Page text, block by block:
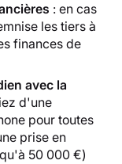
: en cas
les tiers à
finances de
avec la
d'une
pour toutes
prise en
50 000 €)